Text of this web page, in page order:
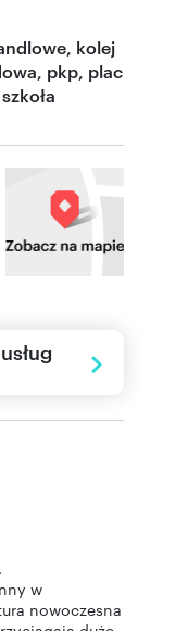
kolej
pkp, plac
w
nowoczesna